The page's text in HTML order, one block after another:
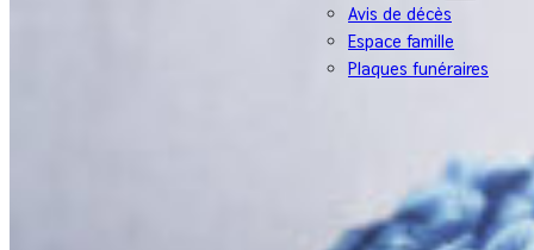
Avis de décès
Espace famille
Plaques funéraires